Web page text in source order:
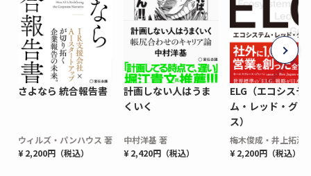
さよなら 統合報告書
ウィルズ・パンハウス 著
¥ 2,200円（税込）
計画しない人はうま
くいく
中村洋基 著
¥ 2,420円（税込）
ELG（エコシステ
ム・レッド・グロ
ス）
梅木俊成・井上拓海
¥ 2,200円（税込）